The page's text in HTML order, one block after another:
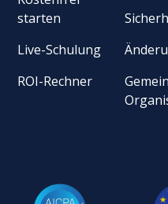
starten
Live-Schulung
ROI-Rechner